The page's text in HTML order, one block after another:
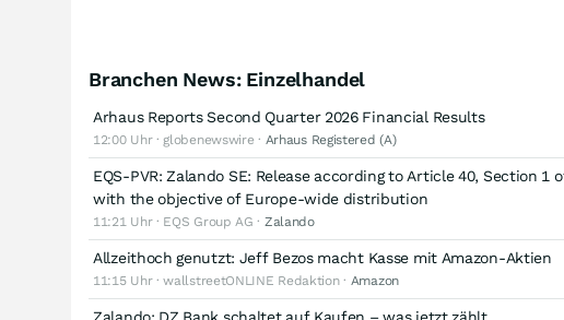
Branchen News: Einzelhandel
Arhaus Reports Second Quarter 2026 Financial Results
12:00 Uhr · globenewswire · Arhaus Registered (A)
EQS-PVR: Zalando SE: Release according to Article 40, Section
with the objective of Europe-wide distribution
11:21 Uhr · EQS Group AG · Zalando
Allzeithoch genutzt: Jeff Bezos macht Kasse mit Amazon-Aktien
11:15 Uhr · wallstreetONLINE Redaktion · Amazon